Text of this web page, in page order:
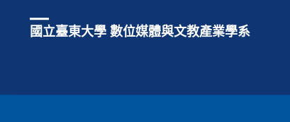
國立臺東大學 數位媒體與文教產業學系